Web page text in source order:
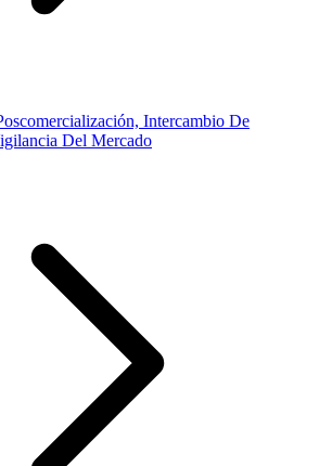
Intercambio De
Del Mercado